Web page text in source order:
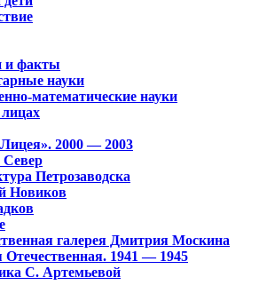
и факты
науки
математические науки
2000 — 2003
Север
Петрозаводска
Новиков
галерея Дмитрия Москина
Отечественная. 1941 — 1945
С. Артемьевой